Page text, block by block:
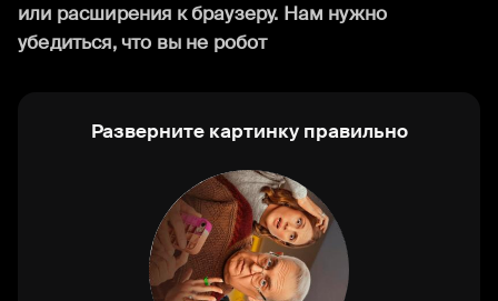
или расширения к браузеру. Нам нужно
убедиться, что вы не робот
Разверните картинку правильно